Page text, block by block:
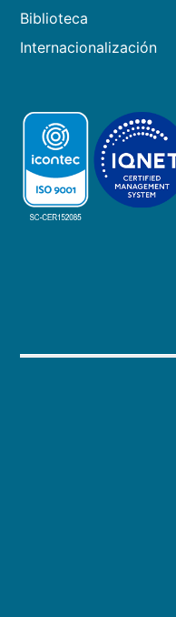
Biblioteca
Internacionalización